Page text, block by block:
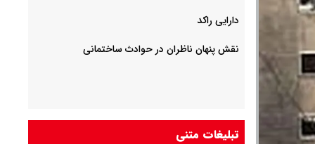
دارایی راکد
نقش پنهان ناظران در حوادث ساختمانی
تبلیغات متنی